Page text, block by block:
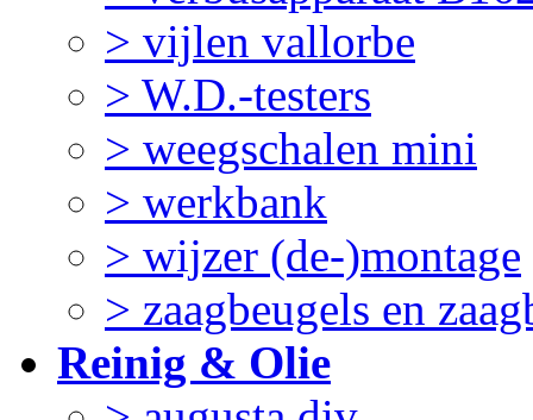
> vijlen vallorbe
> W.D.-testers
> weegschalen mini
> werkbank
> wijzer (de-)montage
> zaagbeugels en
Reinig & Olie